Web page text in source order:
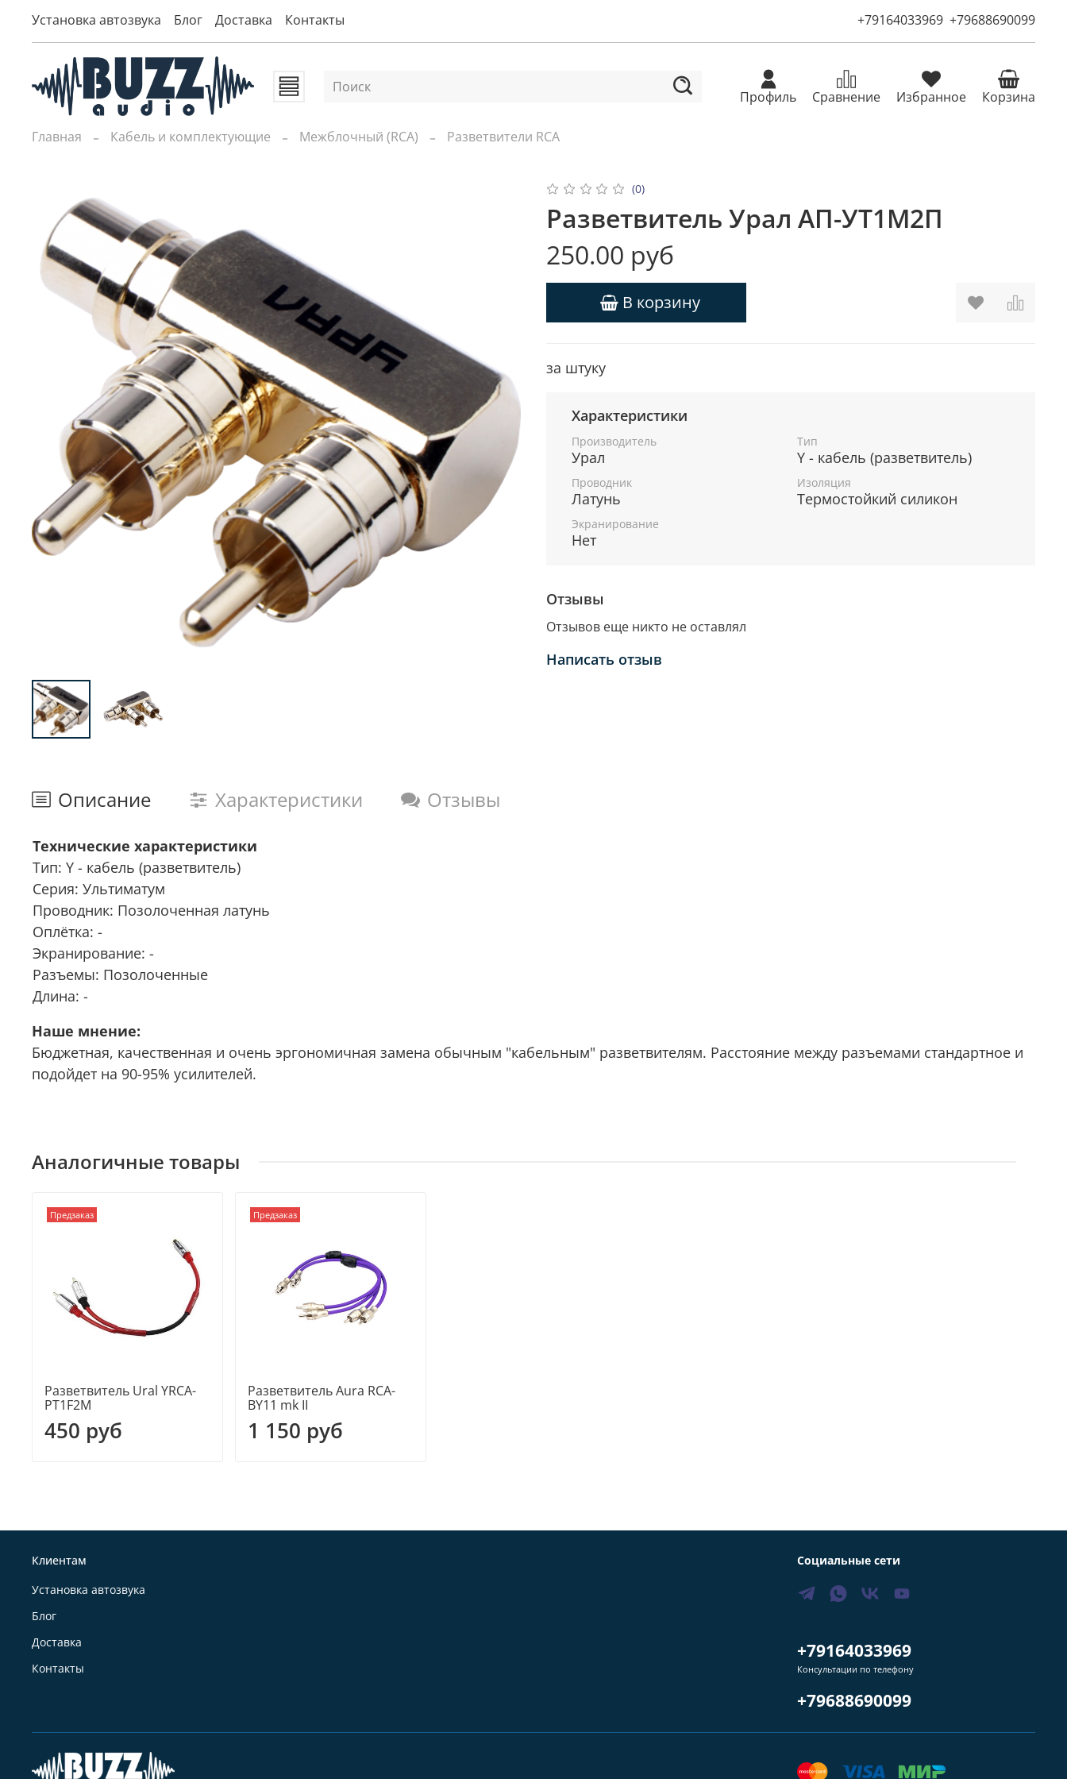
Установка автозвука Блог Доставка Контакты +79164033969 +79688690099
Профиль Сравнение Избранное Корзина
Главная Кабель и комплектующие Межблочный (RCA) Разветвители RCA
(0)
Разветвитель Урал АП-УТ1М2П
250.00 руб
В корзину
за штуку
Характеристики
Производитель
Урал
Тип
Y - кабель (разветвитель)
Проводник
Латунь
Изоляция
Термостойкий силикон
Экранирование
Нет
Отзывы
Отзывов еще никто не оставлял
Написать отзыв
Описание Характеристики Отзывы
Технические характеристики
Тип: Y - кабель (разветвитель)
Серия: Ультиматум
Проводник: Позолоченная латунь
Оплётка: -
Экранирование: -
Разъемы: Позолоченные
Длина: -
Наше мнение:
Бюджетная, качественная и очень эргономичная замена обычным "кабельным" разветвителям. Расстояние между разъемами стандартное и
подойдет на 90-95% усилителей.
Аналогичные товары
Предзаказ
Разветвитель Ural YRCA-
PT1F2M
450 руб
Предзаказ
Разветвитель Aura RCA-
BY11 mk II
1 150 руб
Клиентам
Установка автозвука
Блог
Доставка
Контакты
Социальные сети
+79164033969
Консультации по телефону
+79688690099